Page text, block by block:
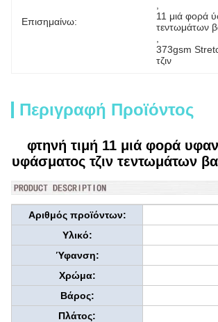
Επισημαίνω:
11 μιά φορά
τεντωμάτων
373gsm
τζιν
Περιγραφή Προϊόντος
φτηνή τιμή 11 μιά φορά
υφάσματος τζιν τεντωμάτων
Αριθμός προϊόντων:
Υλικό:
Ύφανση:
Χρώμα:
Βάρος:
Πλάτος: